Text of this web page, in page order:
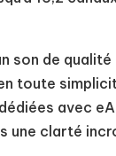
de
toute
avec
une clarté